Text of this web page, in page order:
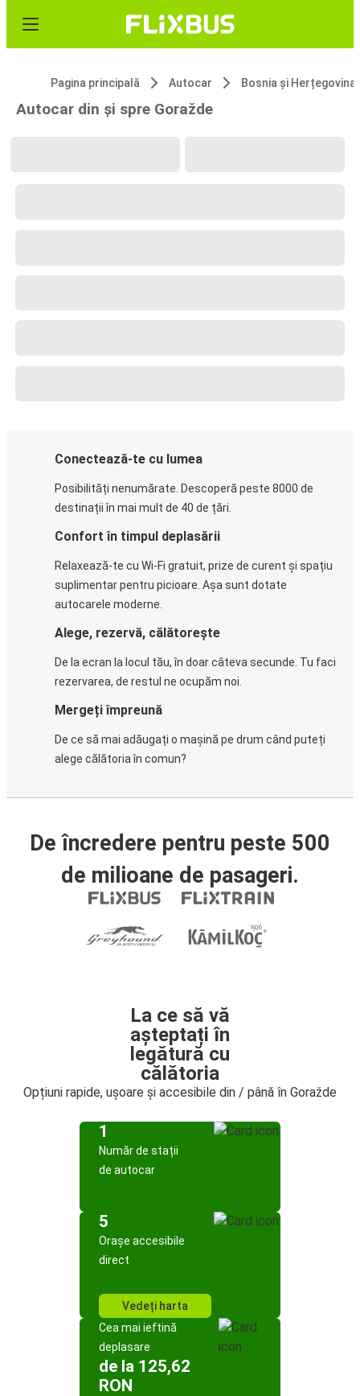
Pagina principală Autocar Bosnia și Herțegovina
Autocar din și spre Goražde
Conectează-te cu lumea
Posibilități nenumărate. Descoperă peste 8000 de
destinații în mai mult de 40 de țări.
Confort în timpul deplasării
Relaxează-te cu Wi-Fi gratuit, prize de curent și spațiu
suplimentar pentru picioare. Așa sunt dotate
autocarele moderne.
Alege, rezervă, călătorește
De la ecran la locul tău, în doar câteva secunde. Tu faci
rezervarea, de restul ne ocupăm noi.
Mergeți împreună
De ce să mai adăugați o mașină pe drum când puteți
alege călătoria în comun?
De încredere pentru peste 500
de milioane de pasageri.
La ce să vă
așteptați în
legătură cu
călătoria
Opțiuni rapide, ușoare și accesibile din / până în Goražde
1
Număr de stații
de autocar
5
Orașe accesibile
direct
Vedeți harta
Cea mai ieftină
deplasare
de la 125,62
RON